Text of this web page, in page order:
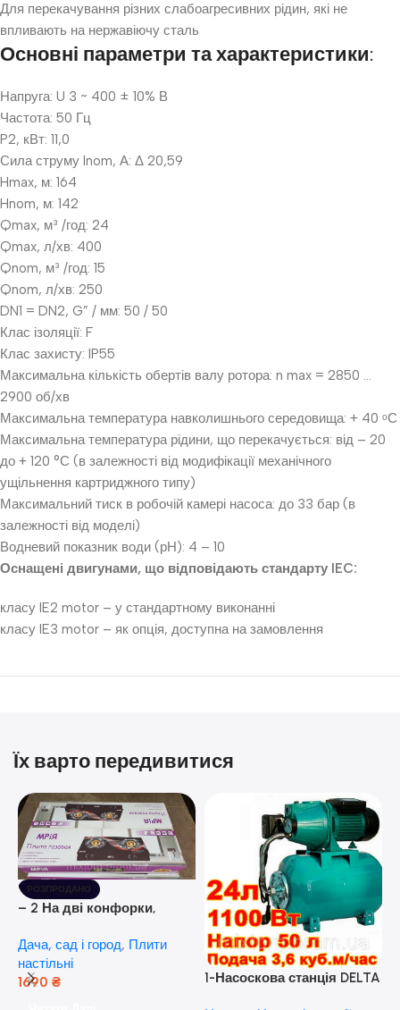
Для перекачування різних слабоагресивних рідин, які не
впливають на нержавіючу сталь
Основні параметри та характеристики:
Напруга: U 3 ~ 400 ± 10% В
Частота: 50 Гц
P2, кВт: 11,0
Сила струму Inom, А: Δ 20,59
Hmax, м: 164
Hnom, м: 142
Qmax, м³ /год: 24
Qmax, л/хв: 400
Qnom, м³ /год: 15
Qnom, л/хв: 250
DN1 = DN2, G” / мм: 50 / 50
Клас ізоляції: F
Клас захисту: IP55
Максимальна кількість обертів валу ротора: n max = 2850 …
2900 об/хв
Максимальна температура навколишнього середовища: + 40 ᵒС
Максимальна температура рідини, що перекачується: від – 20
до + 120 °С (в залежності від модифікації механічного
ущільнення картриджного типу)
Максимальний тиск в робочій камері насоса: до 33 бар (в
залежності від моделі)
Водневий показник води (рН): 4 – 10
Оснащені двигунами, що відповідають стандарту IEC:
класу IE2 motor – у стандартному виконанні
класу IE3 motor – як опція, доступна на замовлення
Їх варто передивитися
РОЗПРОДАНО
– 2 На дві конфорки,
розпалюванням.
Дача, сад і город, Плити
настільні
1690 ₴
1-Насоскова станція DELTA